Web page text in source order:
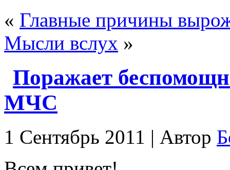
« Главные причины
Мысли вслух »
Поражает
МЧС
1 Сентябрь 2011 | Автор